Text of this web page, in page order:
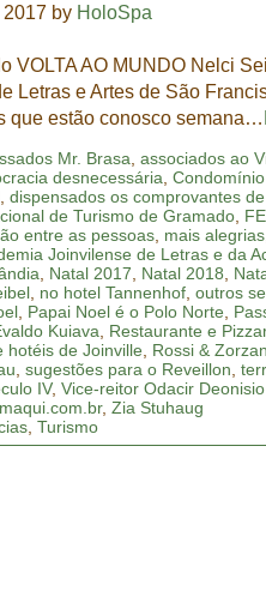
2017 by HoloSpa
VOLTA AO MUNDO Nelci
Letras e Artes de São
que estão conosco semana…
Mr. Brasa,associados ao
desnecessária,
,dispensados os comprovantes
de Turismo de Gramado,
entre as pessoas, mais alegrias
Joinvilense de Letras e da
, Natal 2017, Natal 2018,
, no hotel Tannenhof,outros
, Papai Noel é o Polo Norte,
Kuiava, Restaurante e
hotéis de Joinville, Rossi &
,sugestões para o Reveillon,
IV,Vice-reitor Odacir
,Zia Stuhaug
,Turismo